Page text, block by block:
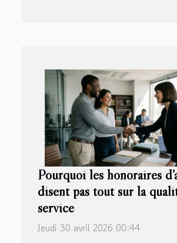
Pourquoi les honoraires
disent pas tout sur la
service
Jeudi 30 avril 2026 00:44